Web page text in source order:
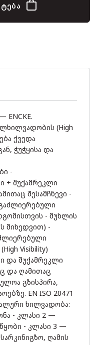
ENCKE.
(High
ქვედა
ჭუჭყისა და
-
შუქამრეკლი
შესამჩნევი -
- მუხლის
მიხედვით) -
Visibility)
და შუქამრეკლი
და ღამითაც
გზისპირა,
EN ISO 20471
ხილვადობა:
- კლასი 2 —
- კლასი 3 —
ღამის